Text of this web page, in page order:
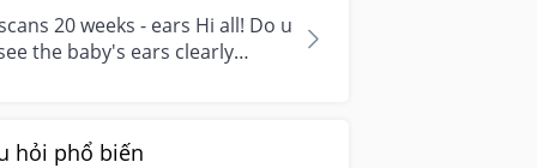
20 weeks - ears Hi all! Do u
the baby's ears clearly
hỏi phổ biến